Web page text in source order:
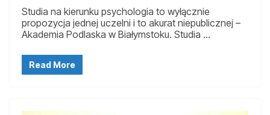
Studia na kierunku psychologia to wyłącznie
propozycja jednej uczelni i to akurat niepublicznej –
Akademia Podlaska w Białymstoku. Studia …
Read More